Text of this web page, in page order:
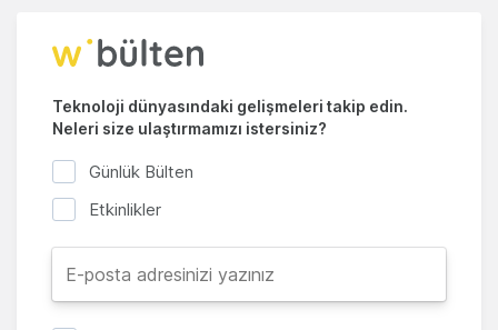
Teknoloji dünyasındaki gelişmeleri takip edin.
Neleri size ulaştırmamızı istersiniz?
Günlük Bülten
Etkinlikler